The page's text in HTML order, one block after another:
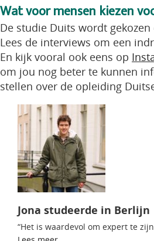
Wat voor mensen kiezen
De studie Duits wordt
Lees de interviews om een
En kijk vooral ook eens op
om jou nog beter te kunnen
stellen over de opleiding
Jona studeerde in Berlijn
“Het is waardevol om expert te